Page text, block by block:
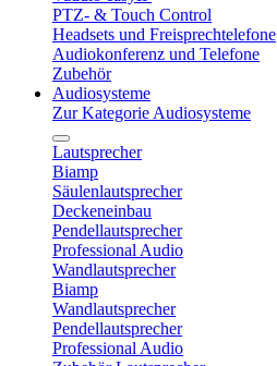
PTZ- & Touch Control
Headsets und Freisprechtelefone
Audiokonferenz und Telefone
Zubehör
Audiosysteme
Zur Kategorie Audiosysteme
Lautsprecher
Biamp
Säulenlautsprecher
Deckeneinbau
Pendellautsprecher
Professional Audio
Wandlautsprecher
Biamp
Wandlautsprecher
Pendellautsprecher
Professional Audio